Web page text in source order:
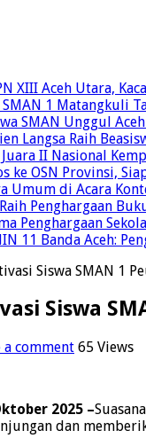
XIII Aceh Utara,
1 Matangkuli
SMAN Unggul
Langsa Raih
II Nasional
ke OSN Provinsi,
Umum di Acara
Penghargaan
Penghargaan
11 Banda Aceh:
Siswa SMAN 1
Siswa
a comment 65 Views
2025 –
dan